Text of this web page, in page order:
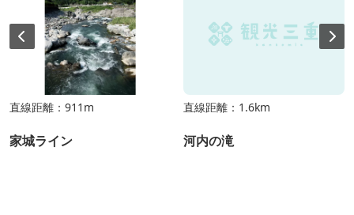
直線距離：911m
家城ライン
直線距離：1.6km
河内の滝